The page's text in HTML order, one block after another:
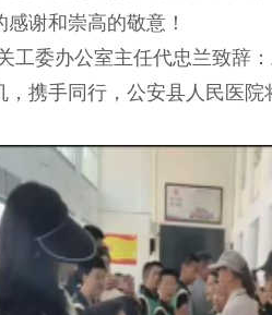
谢和崇高的敬意！
工委办公室主任代忠兰致辞
，携手同行，公安县人民医